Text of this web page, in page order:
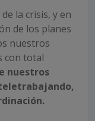
la crisis, y en
de los planes
nuestros
con total
nuestros